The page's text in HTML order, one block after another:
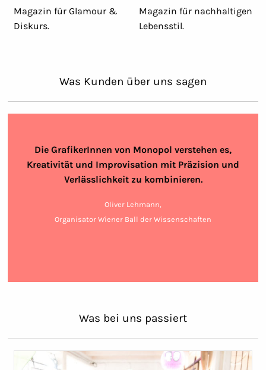
Magazin für Glamour &
Diskurs.
Magazin für nachhaltigen
Lebensstil.
Was Kunden über uns sagen
Die GrafikerInnen von Monopol verstehen es,
Kreativität und Improvisation mit Präzision und
Verlässlichkeit zu kombinieren.
Oliver Lehmann,
Organisator Wiener Ball der Wissenschaften
Was bei uns passiert